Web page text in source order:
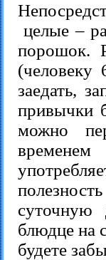
целые –
порошок.
заедать,
привычки
можно
суточную
блюдце на
будете